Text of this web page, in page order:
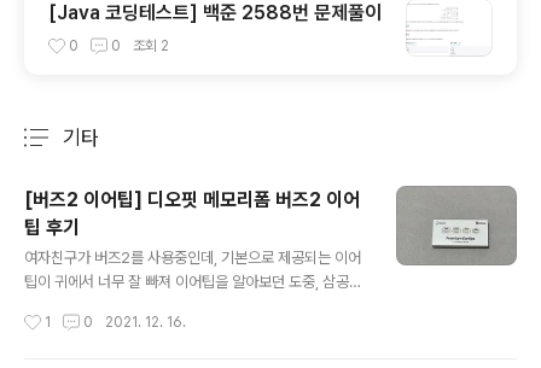
[Java 코딩테스트] 백준 2588번 문제풀이
0 0 조회 2
기타
[버즈2 이어팁] 디오핏 메모리폼 버즈2 이어
팁 후기
여자친구가 버즈2를 사용중인데, 기본으로 제공되는 이어
팁이 귀에서 너무 잘 빠져 이어팁을 알아보던 도중, 삼공카
신청했는데, 운이 좋아 당첨됐다! 그래서 오늘은 해당 제품
1 0 2021. 12. 16.